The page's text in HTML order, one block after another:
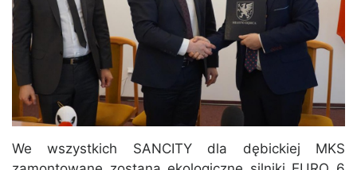
We wszystkich SANCITY dla dębickiej MKS